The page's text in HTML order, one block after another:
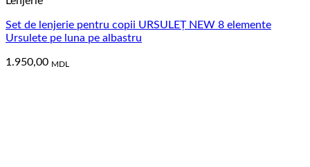
Set de lenjerie pentru copii URSULEȚ NEW 8 elemente
Ursulete pe luna pe albastru
1.950,00 MDL